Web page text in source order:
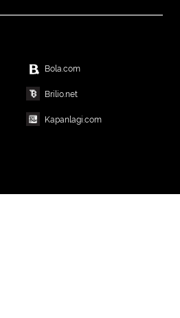
Bola.com
Brilio.net
Kapanlagi.com